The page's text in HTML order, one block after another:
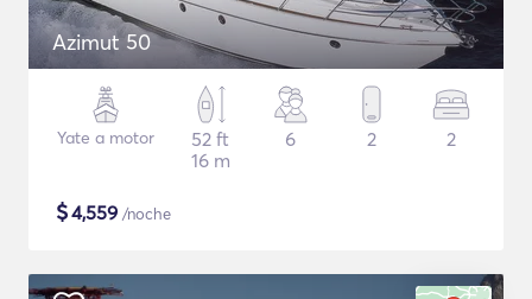
Azimut 50
Yate a motor
52 ft
16 m
6 2 2
$4,559 /noche